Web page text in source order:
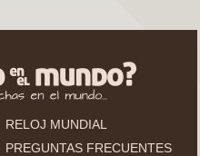
RELOJ MUNDIAL
PREGUNTAS FRECUENTES